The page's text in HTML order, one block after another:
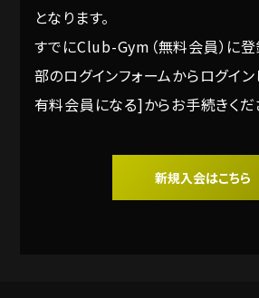
となります。
すでにClub-Gym（無料会員）に
部のログインフォームからログイ
有料会員になる]からお手続きくだ
新規入会はこちら